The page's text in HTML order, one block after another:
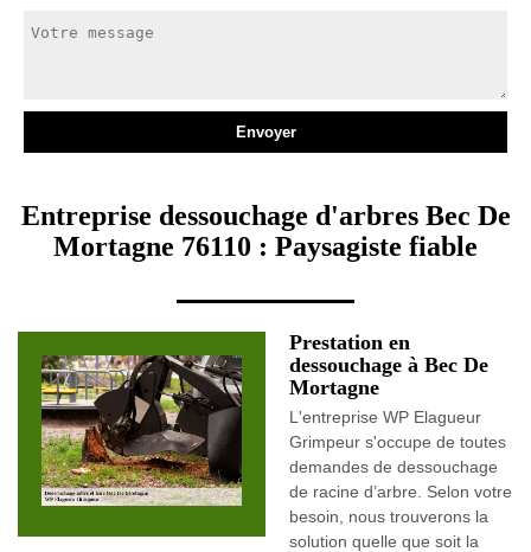
Entreprise dessouchage d'arbres Bec De
Mortagne 76110 : Paysagiste fiable
Prestation en
dessouchage à Bec De
Mortagne
L'entreprise WP Elagueur
Grimpeur s'occupe de toutes
demandes de dessouchage
de racine d’arbre. Selon votre
besoin, nous trouverons la
solution quelle que soit la